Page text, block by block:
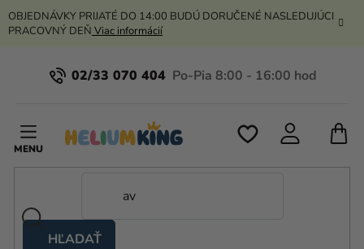
Prejsť
na
OBJEDNÁVKY PRIJATÉ DO 14:00 BUDÚ DORUČENÉ NASLEDUJÚCI
PRACOVNÝ DEŇ Viac informácií
02/33 070 404
HĽADAŤ